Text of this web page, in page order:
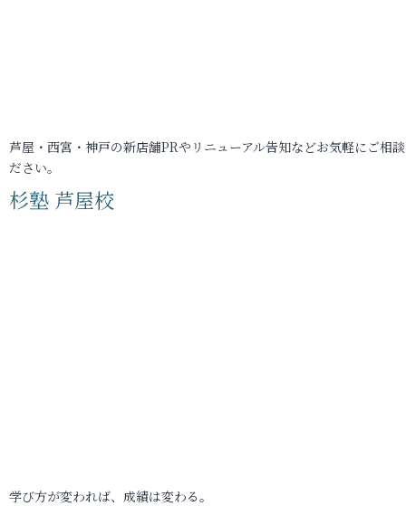
芦屋・西宮・神戸の新店舗PRやリニューアル告知などお気軽にご相
ださい。
杉塾 芦屋校
学び方が変われば、成績は変わる。